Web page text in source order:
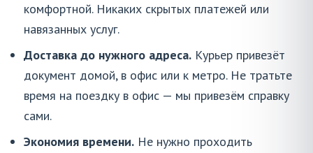
комфортной. Никаких скрытых платежей или
навязанных услуг.
Доставка до нужного адреса. Курьер привезёт
документ домой, в офис или к метро. Не тратьте
время на поездку в офис — мы привезём справку
сами.
Экономия времени. Не нужно проходить